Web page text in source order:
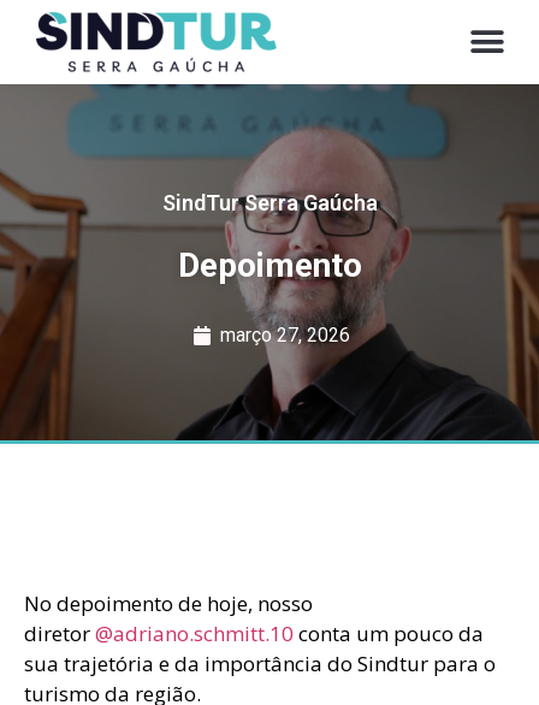
SindTur Serra Gaúcha
Depoimento
março 27, 2026
No depoimento de hoje, nosso
diretor@adriano.schmitt.10 conta um pouco da
sua trajetória e da importância do Sindtur para o
turismo da região.